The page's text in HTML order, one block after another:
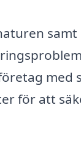
med
för att